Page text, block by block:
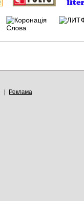
Реклама